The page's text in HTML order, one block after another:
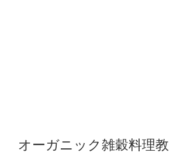
オーガニック雑穀料理教